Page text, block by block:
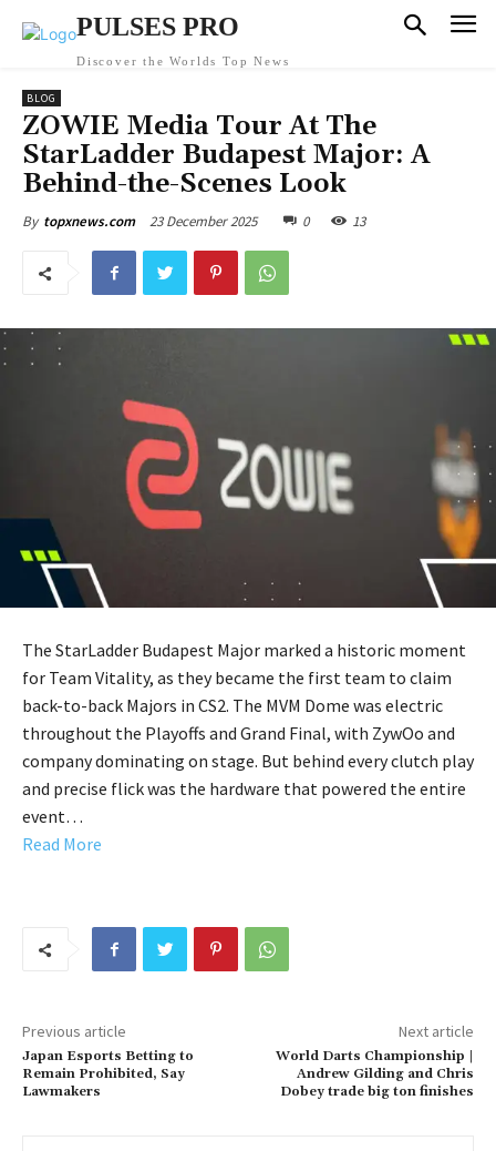
PULSES PRO
Discover the Worlds Top News
BLOG
ZOWIE Media Tour At The
StarLadder Budapest Major: A
Behind-the-Scenes Look
By topxnews.com 23 December 2025 0 13
The StarLadder Budapest Major marked a historic moment
for Team Vitality, as they became the first team to claim
back-to-back Majors in CS2. The MVM Dome was electric
throughout the Playoffs and Grand Final, with ZywOo and
company dominating on stage. But behind every clutch play
and precise flick was the hardware that powered the entire
event…
Read More
Previous article
Japan Esports Betting to
Remain Prohibited, Say
Lawmakers
Next article
World Darts Championship |
Andrew Gilding and Chris
Dobey trade big ton finishes